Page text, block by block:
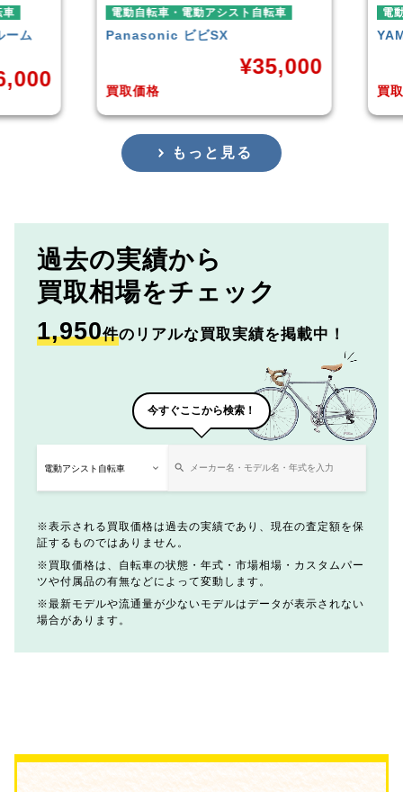
電動自転車・電動アシスト自転車
PanasonicビビSX
買取価格
35,000
電動自転車・
YAMAHA
もっと見る
過去の実績から
買取相場をチェック
1,950件のリアルな買取実績を掲載中！
今すぐここから検索！
表示される買取価格は過去の実績であり、現在の査定額を保
証するものではありません。
買取価格は、自転車の状態・年式・市場相場・カスタムパー
ツや付属品の有無などによって変動します。
最新モデルや流通量が少ないモデルはデータが表示されない
場合があります。